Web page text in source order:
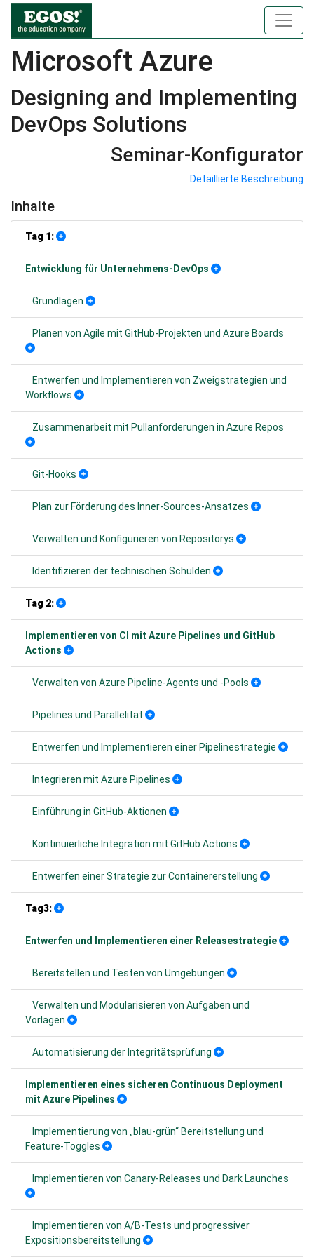
Microsoft Azure
Designing and Implementing
DevOps Solutions
Seminar-Konfigurator
Detaillierte Beschreibung
Inhalte
Tag 1:
Entwicklung für Unternehmens-DevOps
Grundlagen
Planen von Agile mit GitHub-Projekten und Azure Boards
Entwerfen und Implementieren von Zweigstrategien und
Workflows
Zusammenarbeit mit Pullanforderungen in Azure Repos
Git-Hooks
Plan zur Förderung des Inner-Sources-Ansatzes
Verwalten und Konfigurieren von Repositorys
Identifizieren der technischen Schulden
Tag 2:
Implementieren von CI mit Azure Pipelines und GitHub
Actions
Verwalten von Azure Pipeline-Agents und -Pools
Pipelines und Parallelität
Entwerfen und Implementieren einer Pipelinestrategie
Integrieren mit Azure Pipelines
Einführung in GitHub-Aktionen
Kontinuierliche Integration mit GitHub Actions
Entwerfen einer Strategie zur Containererstellung
Tag3:
Entwerfen und Implementieren einer Releasestrategie
Bereitstellen und Testen von Umgebungen
Verwalten und Modularisieren von Aufgaben und
Vorlagen
Automatisierung der Integritätsprüfung
Implementieren eines sicheren Continuous Deployment
mit Azure Pipelines
Implementierung von „blau-grün“ Bereitstellung und
Feature-Toggles
Implementieren von Canary-Releases und Dark Launches
Implementieren von A/B-Tests und progressiver
Expositionsbereitstellung